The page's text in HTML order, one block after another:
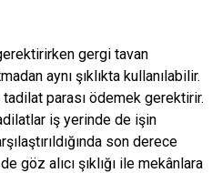
gergi tavan
aynı şıklıkta kullanılabilir.
parası ödemek gerektirir.
iş yerinde de işin
son derece
alıcı şıklığı ile mekânlara